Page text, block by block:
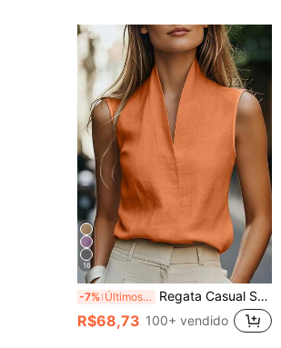
16
-7% Últimos 3 dias Regata Casual Sem Mangas para Mulheres, Estilo Europeu e Americano, Roupa de Lazer Elegante nas Cores Bege, Azul, Rosa, Verde para o Verão
R$68,73 100+ vendido